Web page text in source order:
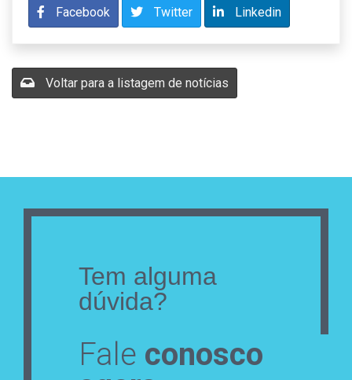
Facebook Twitter Linkedin
Voltar para a listagem de notícias
Tem alguma
dúvida?
Fale conosco